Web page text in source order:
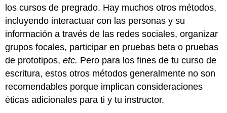
los cursos de pregrado. Hay muchos otros métodos,
incluyendo interactuar con las personas y su
información a través de las redes sociales, organizar
grupos focales, participar en pruebas beta o pruebas
de prototipos,etc. Pero para los fines de tu curso de
escritura, estos otros métodos generalmente no son
recomendables porque implican consideraciones
éticas adicionales para ti y tu instructor.